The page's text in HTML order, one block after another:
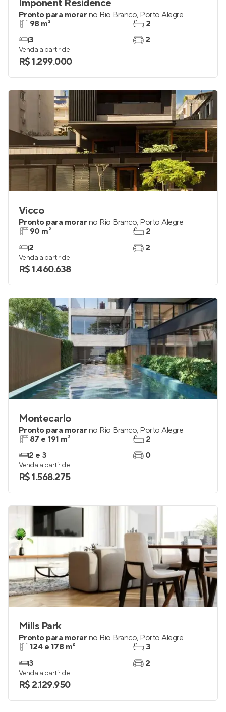
Imponent Residence
Pronto para morar no Rio Branco, Porto Alegre
98 m²
3
2
2
Venda a partir de
R$ 1.299.000
Vicco
Pronto para morar no Rio Branco, Porto Alegre
90 m²
2
2
2
Venda a partir de
R$ 1.460.638
Montecarlo
Pronto para morar no Rio Branco, Porto Alegre
87 e 191 m²
2 e 3
2
0
Venda a partir de
R$ 1.568.275
Mills Park
Pronto para morar no Rio Branco, Porto Alegre
124 e 178 m²
3
3
2
Venda a partir de
R$ 2.129.950